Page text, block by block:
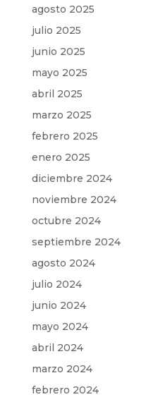
agosto 2025
julio 2025
junio 2025
mayo 2025
abril 2025
marzo 2025
febrero 2025
enero 2025
diciembre 2024
noviembre 2024
octubre 2024
septiembre 2024
agosto 2024
julio 2024
junio 2024
mayo 2024
abril 2024
marzo 2024
febrero 2024